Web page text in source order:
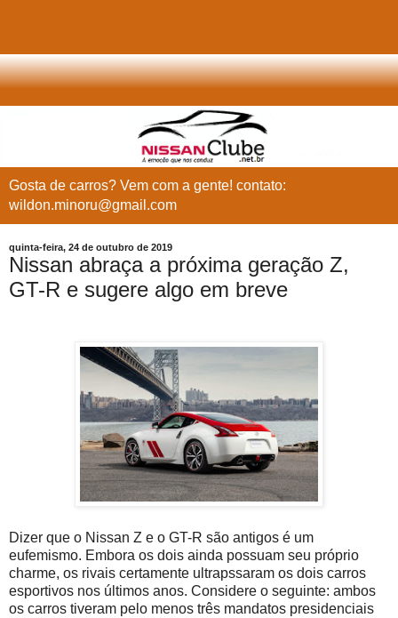
Gosta de carros? Vem com a gente! contato:
wildon.minoru@gmail.com
quinta-feira, 24 de outubro de 2019
Nissan abraça a próxima geração Z,
GT-R e sugere algo em breve
Dizer que o Nissan Z e o GT-R são antigos é um
eufemismo. Embora os dois ainda possuam seu próprio
charme, os rivais certamente ultrapssaram os dois carros
esportivos nos últimos anos. Considere o seguinte: ambos
os carros tiveram pelo menos três mandatos presidenciais